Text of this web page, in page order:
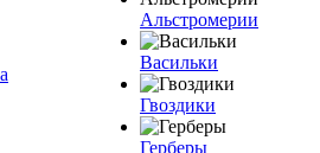
Альстромерии
Васильки
Гвоздики
Герберы